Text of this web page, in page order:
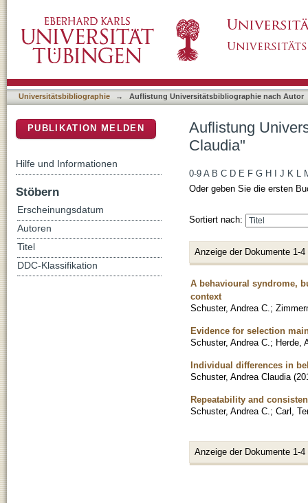
Universitätsbibliographie → Auflistung Universitätsbibliographie nach Autor
Auflistung
Claudia"
0-9 A B C D E F G H J K L
Oder geben Sie die ersten
Sortiert nach:
Anzeige der Dokumente 1-4
A behavioural syndrome,
context
Schuster, Andrea C. ;
Evidence for selection
Schuster, Andrea C. ; Herde,
Individual differences in
Schuster, Andrea Claudia (
Repeatability and
Schuster, Andrea C. ; Carl,
Anzeige der Dokumente 1-4
PUBLIKATION MELDEN
Hilfe und Informationen
Stöbern
Erscheinungsdatum
Autoren
Titel
DDC-Klassifikation